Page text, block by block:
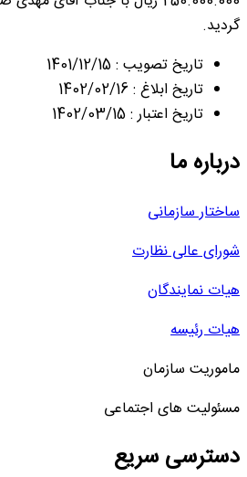
گردید.
تاریخ تصویب : 1401/12/15
تاریخ ابلاغ : 1402/02/16
تاریخ اعتبار : 1402/03/15
درباره ما
ساختار سازمانی
شورای عالی نظارت
هیات نمایندگان
هیات رئیسه
ماموریت سازمان
مسئولیت های اجتماعی
دسترسی سریع